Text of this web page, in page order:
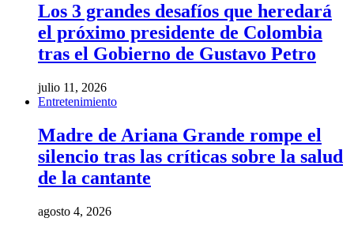
Los 3 grandes desafíos que heredará
el próximo presidente de Colombia
tras el Gobierno de Gustavo Petro
julio 11, 2026
Entretenimiento
Madre de Ariana Grande rompe el
silencio tras las críticas sobre la salud
de la cantante
agosto 4, 2026